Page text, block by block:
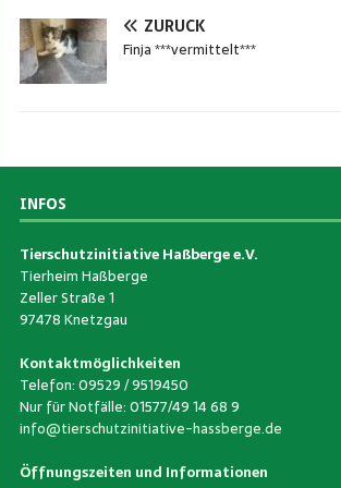
ZURÜCK
Finja ***vermittelt***
INFOS
Tierschutzinitiative Haßberge e.V.
Tierheim Haßberge
Zeller Straße 1
97478 Knetzgau
Kontaktmöglichkeiten
Telefon: 09529 / 9519450
Nur für Notfälle: 01577/49 14 68 9
info@tierschutzinitiative-hassberge.de
Öffnungszeiten und Informationen